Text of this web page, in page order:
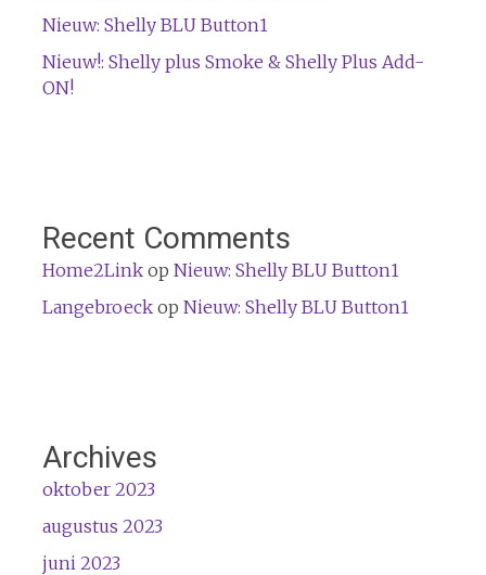
Nieuw: Shelly BLU Button1
Nieuw!: Shelly plus Smoke & Shelly Plus Add-
ON!
Recent Comments
Home2Linkop Nieuw: Shelly BLU Button1
Langebroeckop Nieuw: Shelly BLU Button1
Archives
oktober 2023
augustus 2023
juni 2023